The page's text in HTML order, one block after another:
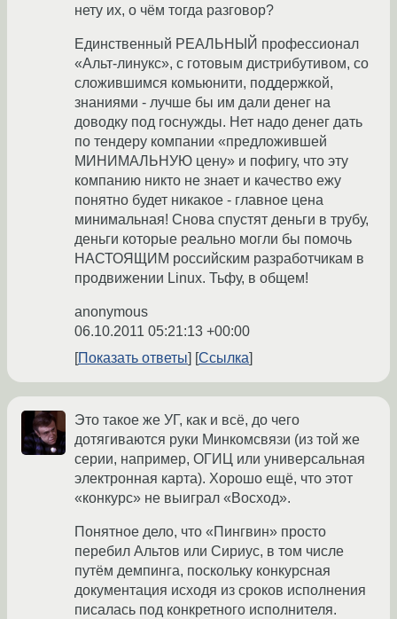
нету их, о чём тогда разговор?
Единственный РЕАЛЬНЫЙ профессионал
«Альт-линукс», с готовым дистрибутивом, со
сложившимся комьюнити, поддержкой,
знаниями - лучше бы им дали денег на
доводку под госнужды. Нет надо денег дать
по тендеру компании «предложившей
МИНИМАЛЬНУЮ цену» и пофигу, что эту
компанию никто не знает и качество ежу
понятно будет никакое - главное цена
минимальная! Снова спустят деньги в трубу,
деньги которые реально могли бы помочь
НАСТОЯЩИМ российским разработчикам в
продвижении Linux. Тьфу, в общем!
anonymous
06.10.2011 05:21:13 +00:00
Показать ответы
Ссылка
Это такое же УГ, как и всё, до чего
дотягиваются руки Минкомсвязи (из той же
серии, например, ОГИЦ или универсальная
электронная карта). Хорошо ещё, что этот
«конкурс» не выиграл «Восход».
Понятное дело, что «Пингвин» просто
перебил Альтов или Сириус, в том числе
путём демпинга, поскольку конкурсная
документация исходя из сроков исполнения
писалась под конкретного исполнителя.